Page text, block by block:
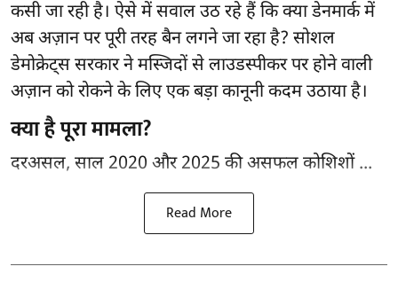
कसी जा रही है। ऐसे में सवाल उठ रहे हैं कि क्या डेनमार्क में
अब अज़ान पर पूरी तरह बैन लगने जा रहा है? सोशल
डेमोक्रेट्स सरकार ने मस्जिदों से लाउडस्पीकर पर होने वाली
अज़ान को रोकने के लिए एक बड़ा कानूनी कदम उठाया है।
क्या है पूरा मामला?
दरअसल, साल 2020 और 2025 की असफल कोशिशों ...
Read More